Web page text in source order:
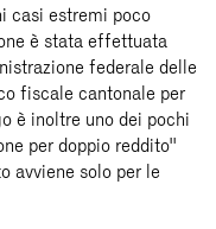
casi estremi poco
è stata effettuata
federale delle
fiscale cantonale per
è inoltre uno dei pochi
per doppio reddito"
avviene solo per le